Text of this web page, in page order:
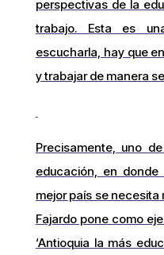
perspectivas de la
trabajo. Esta es
escucharla, hay que
y trabajar de manera
Precisamente, uno
educación, en
mejor país se
Fajardo pone como
‘Antioquia la más